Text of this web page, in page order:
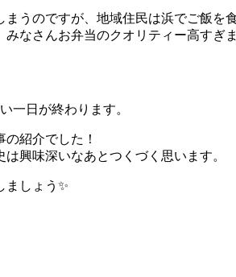
うのですが、地域住民は浜でご飯を食
なさんお弁当のクオリティー高すぎ
一日が終わります。
紹介でした！
興味深いなあとつくづく思います。
ましょう✨